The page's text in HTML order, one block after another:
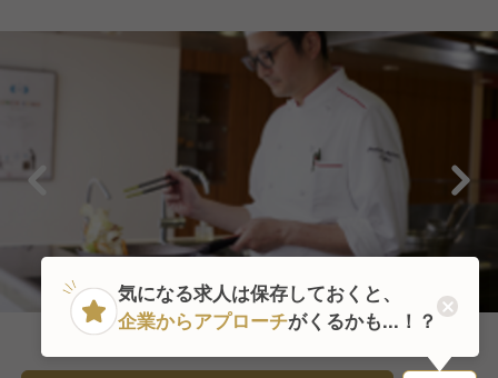
気になる求人は保存しておくと、
企業からアプローチがくるかも...！？